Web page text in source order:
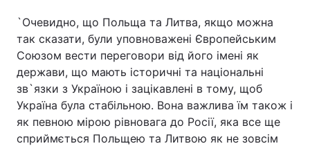
`Очевидно, що Польща та Литва, якщо можна
так сказати, були уповноважені Європейським
Союзом вести переговори від його імені як
держави, що мають історичні та національні
зв`язки з Україною і зацікавлені в тому, щоб
Україна була стабільною. Вона важлива їм також і
як певною мірою рівновага до Росії, яка все ще
сприймється Польщею та Литвою як не зовсім